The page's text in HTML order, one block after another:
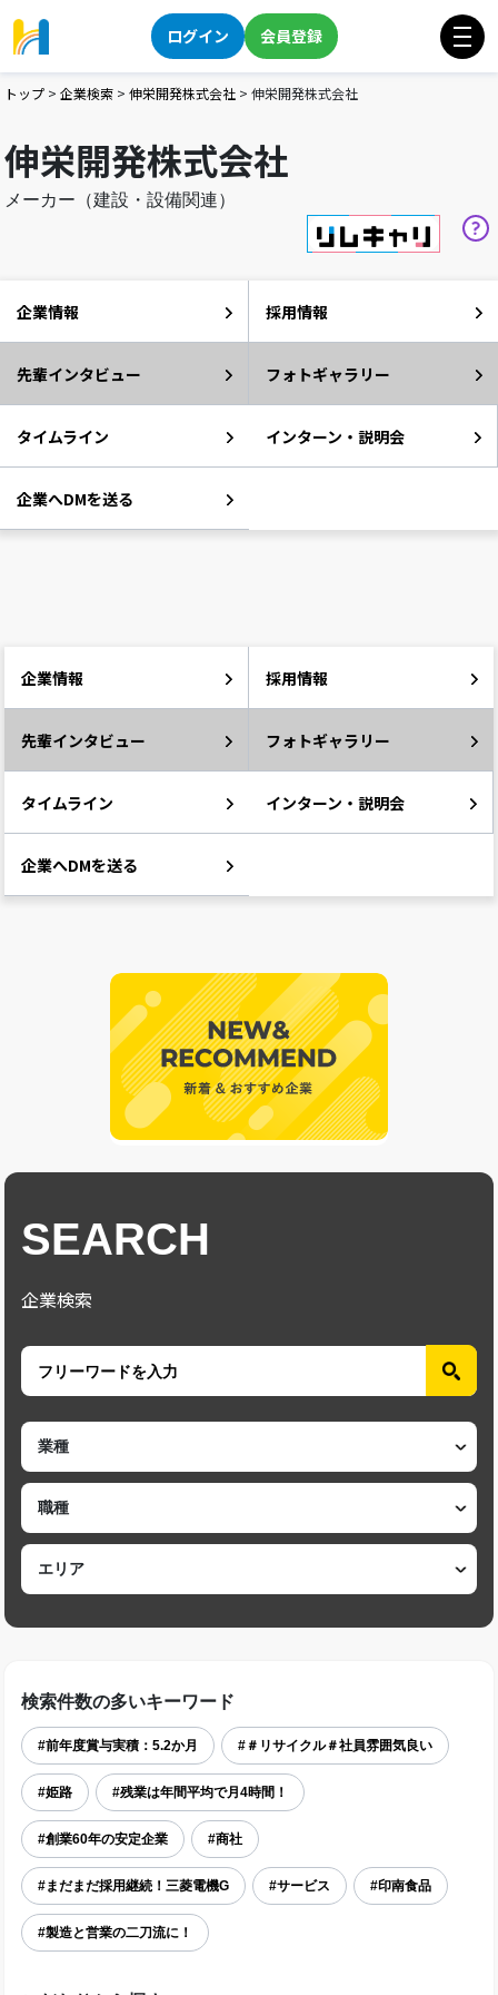
ログイン 会員登録
トップ > 企業検索 > 伸栄開発株式会社 > 伸栄開発株式会社
伸栄開発株式会社
メーカー（建設・設備関連）
企業情報 採用情報
先輩インタビュー フォトギャラリー
タイムライン インターン・説明会
企業へDMを送る
企業情報 採用情報
先輩インタビュー フォトギャラリー
タイムライン インターン・説明会
企業へDMを送る
SEARCH
企業検索
検索件数の多いキーワード
#前年度賞与実積：5.2か月 #＃リサイクル＃社員雰囲気良い
#姫路 #残業は年間平均で月4時間！
#創業60年の安定企業 #商社
#まだまだ採用継続！三菱電機G #サービス #印南食品
#製造と営業の二刀流に！